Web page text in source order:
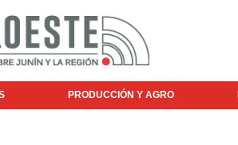
PRODUCCIÓN Y AGRO